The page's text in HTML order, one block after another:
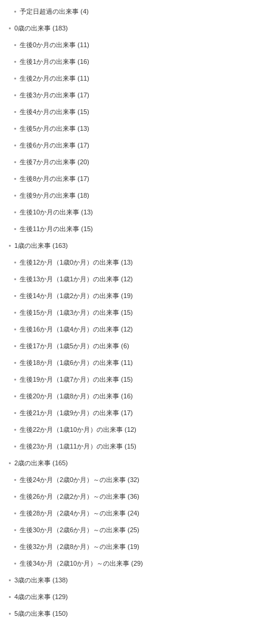
予定日超過の出来事 (4)
0歳の出来事 (183)
生後0か月の出来事 (11)
生後1か月の出来事 (16)
生後2か月の出来事 (11)
生後3か月の出来事 (17)
生後4か月の出来事 (15)
生後5か月の出来事 (13)
生後6か月の出来事 (17)
生後7か月の出来事 (20)
生後8か月の出来事 (17)
生後9か月の出来事 (18)
生後10か月の出来事 (13)
生後11か月の出来事 (15)
1歳の出来事 (163)
生後12か月（1歳0か月）の出来事 (13)
生後13か月（1歳1か月）の出来事 (12)
生後14か月（1歳2か月）の出来事 (19)
生後15か月（1歳3か月）の出来事 (15)
生後16か月（1歳4か月）の出来事 (12)
生後17か月（1歳5か月）の出来事 (6)
生後18か月（1歳6か月）の出来事 (11)
生後19か月（1歳7か月）の出来事 (15)
生後20か月（1歳8か月）の出来事 (16)
生後21か月（1歳9か月）の出来事 (17)
生後22か月（1歳10か月）の出来事 (12)
生後23か月（1歳11か月）の出来事 (15)
2歳の出来事 (165)
生後24か月（2歳0か月）～の出来事 (32)
生後26か月（2歳2か月）～の出来事 (36)
生後28か月（2歳4か月）～の出来事 (24)
生後30か月（2歳6か月）～の出来事 (25)
生後32か月（2歳8か月）～の出来事 (19)
生後34か月（2歳10か月）～の出来事 (29)
3歳の出来事 (138)
4歳の出来事 (129)
5歳の出来事 (150)